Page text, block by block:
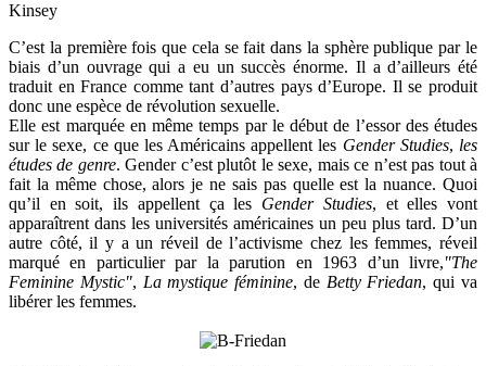
Kinsey
C’est la première fois que cela se fait dans la sphère publique par le
biais d’un ouvrage qui a eu un succès énorme. Il a d’ailleurs été
traduit en France comme tant d’autres pays d’Europe. Il se produit
donc une espèce de révolution sexuelle.
Elle est marquée en même temps par le début de l’essor des études
sur le sexe, ce que les Américains appellent les Gender Studies, les
études de genre. Gender c’est plutôt le sexe, mais ce n’est pas tout à
fait la même chose, alors je ne sais pas quelle est la nuance. Quoi
qu’il en soit, ils appellent ça les Gender Studies, et elles vont
apparaîtrent dans les universités américaines un peu plus tard. D’un
autre côté, il y a un réveil de l’activisme chez les femmes, réveil
marqué en particulier par la parution en 1963 d’un livre,"The
Feminine Mystic", La mystique féminine, de Betty Friedan, qui va
libérer les femmes.